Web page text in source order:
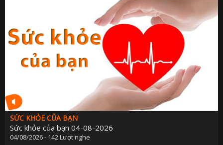
SỨC KHỎE CỦA BẠN
Sức khỏe của bạn 04-08-2026
04/08/2026 - 142 Lượt nghe